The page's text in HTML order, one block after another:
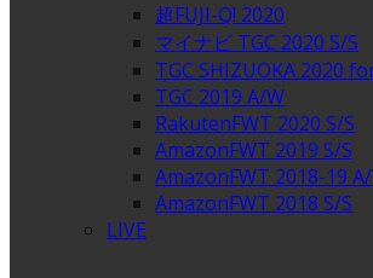
超FUJI-Q! 2020
マイナビ TGC 2020 S/S
TGC SHIZUOKA 2020
TGC 2019 A/W
RakutenFWT 2020 S/S
AmazonFWT 2019 S/S
AmazonFWT 2018-19
AmazonFWT 2018 S/S
LIVE